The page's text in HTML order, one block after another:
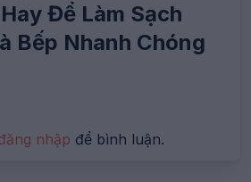
Để Làm Sạch
Bếp Nhanh Chóng
nhập để bình luận.